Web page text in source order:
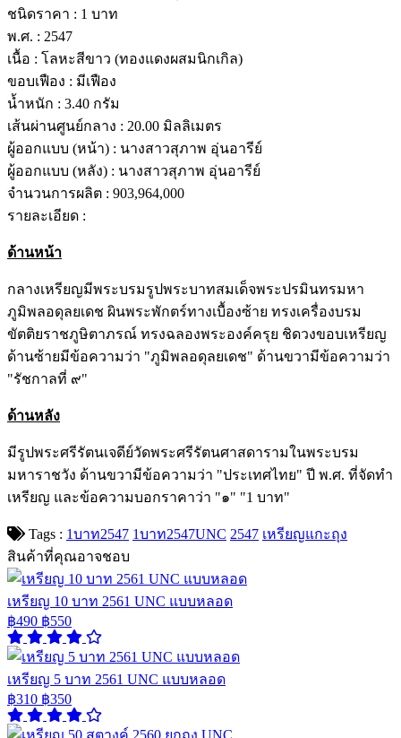
ชนิดราคา : 1 บาท
พ.ศ. : 2547
เนื้อ : โลหะสีขาว (ทองแดงผสมนิกเกิล)
ขอบเฟือง : มีเฟือง
น้ำหนัก : 3.40 กรัม
เส้นผ่านศูนย์กลาง : 20.00 มิลลิเมตร
ผู้ออกแบบ (หน้า) : นางสาวสุภาพ อุ่นอารีย์
ผู้ออกแบบ (หลัง) : นางสาวสุภาพ อุ่นอารีย์
จำนวนการผลิต : 903,964,000
รายละเอียด :
ด้านหน้า
กลางเหรียญมีพระบรมรูปพระบาทสมเด็จพระปรมินทรมหา
ภูมิพลอดุลยเดช ผินพระพักตร์ทางเบื้องซ้าย ทรงเครื่องบรม
ขัตติยราชภูษิตาภรณ์ ทรงฉลองพระองค์ครุย ชิดวงขอบเหรียญ
ด้านซ้ายมีข้อความว่า "ภูมิพลอดุลยเดช" ด้านขวามีข้อความว่า
"รัชกาลที่ ๙"
ด้านหลัง
มีรูปพระศรีรัตนเจดีย์วัดพระศรีรัตนศาสดารามในพระบรม
มหาราชวัง ด้านขวามีข้อความว่า "ประเทศไทย" ปี พ.ศ. ที่จัดทำ
เหรียญ และข้อความบอกราคาว่า "๑" "1 บาท"
Tags : 1บาท2547 1บาท2547UNC 2547 เหรียญแกะถุง
สินค้าที่คุณอาจชอบ
เหรียญ 10 บาท 2561 UNC แบบหลอด
฿490 ฿550
เหรียญ 5 บาท 2561 UNC แบบหลอด
฿310 ฿350